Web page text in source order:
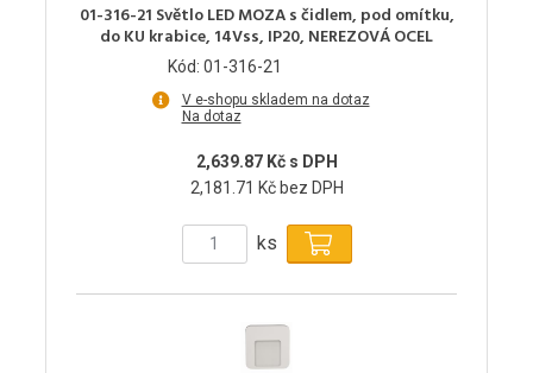
01-316-21 Světlo LED MOZA s čidlem, pod omítku,
do KU krabice, 14Vss, IP20, NEREZOVÁ OCEL
Kód: 01-316-21
V e-shopu skladem na dotaz
Na dotaz
2,639.87 Kč s DPH
2,181.71 Kč bez DPH
ks